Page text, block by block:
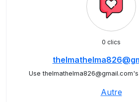
0 clics
Use
Autre